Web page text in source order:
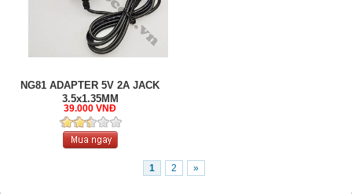
NG81 ADAPTER 5V 2A JACK
3.5x1.35MM
39.000 VNĐ
1 2 »